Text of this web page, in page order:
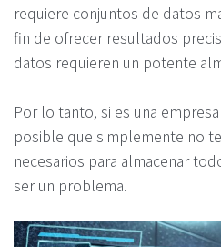
requiere conjuntos de datos
fin de ofrecer resultados
datos requieren un potente
Por lo tanto, si es una
posible que simplemente no
necesarios para almacenar
ser un problema.